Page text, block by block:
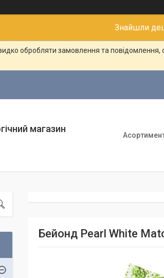
Знайшли
обробляти замовлення та повідомлення,
магазин
Бейонд Pearl White